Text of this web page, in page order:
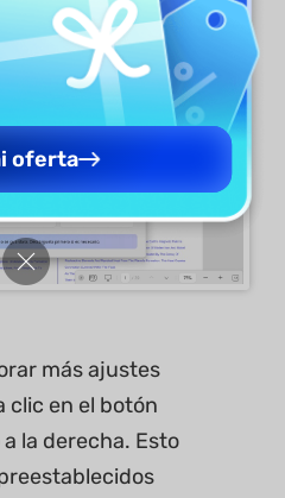
más ajustes
clic en el botón
la derecha. Esto
oferta